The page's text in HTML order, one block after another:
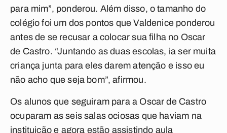
para mim”, ponderou. Além disso, o tamanho do
colégio foi um dos pontos que Valdenice ponderou
antes de se recusar a colocar sua filha no Oscar
de Castro. “Juntando as duas escolas, ia ser muita
criança junta para eles darem atenção e isso eu
não acho que seja bom”, afirmou.
Os alunos que seguiram para a Oscar de Castro
ocuparam as seis salas ociosas que haviam na
instituição e agora estão assistindo aula